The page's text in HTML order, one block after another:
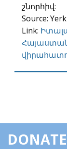
շնորհիվ:
Source:
Link:
DONATE